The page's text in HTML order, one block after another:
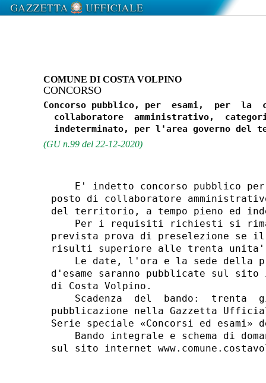
COMUNE DI COSTA VOLPINO
CONCORSO
Concorso pubblico, per  esami,  per  la
collaboratore  amministrativo,
(GU n.99 del 22-12-2020)
E' indetto concorso pubblico
posto di collaboratore
del territorio, a tempo pieno ed
Per i requisiti richiesti si
prevista prova di preselezione se il
risulti superiore alle trenta
Le date, l'ora e la sede della
d'esame saranno pubblicate sul
di Costa Volpino.
Scadenza  del  bando:  trenta
pubblicazione nella Gazzetta
Serie speciale «Concorsi ed
Bando integrale e schema di
sul sito internet